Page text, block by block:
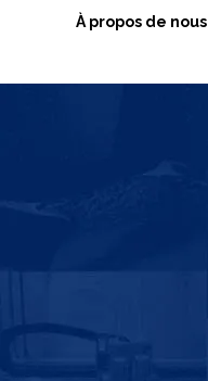
À propos de nous